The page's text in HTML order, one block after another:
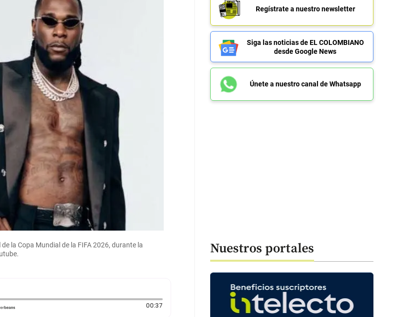
la Copa Mundial de la FIFA 2026, durante la
00:37Duración: 37 segundos
Regístrate a nuestro newsletter
Siga las noticias de EL COLOMBIANO
desde Google News
Únete a nuestro canal de Whatsapp
Nuestros portales